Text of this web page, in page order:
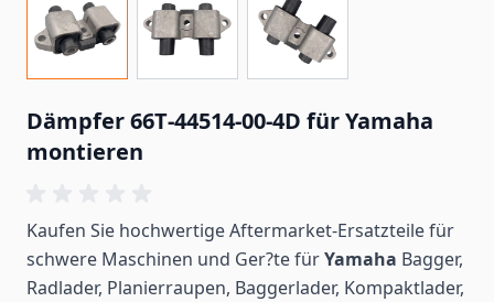
Dämpfer 66T‑44514‑00‑4D für Yamaha
montieren
Kaufen Sie hochwertige Aftermarket-Ersatzteile für
schwere Maschinen und Ger?te fürYamaha Bagger,
Radlader, Planierraupen, Baggerlader, Kompaktlader,